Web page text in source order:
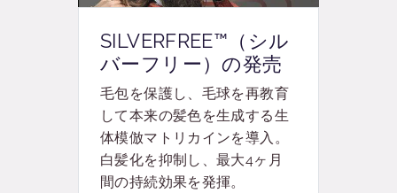
SILVERFREE™（シル
バーフリー）の発売
毛包を保護し、毛球を再教育
して本来の髪色を生成する生
体模倣マトリカインを導入。
白髪化を抑制し、最大4ヶ月
間の持続効果を発揮。